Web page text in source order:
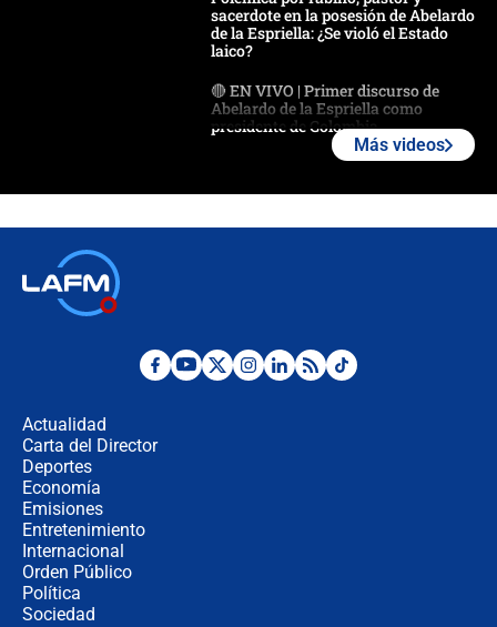
sacerdote en la posesión de Abelardo
de la Espriella: ¿Se violó el Estado
laico?
🔴 EN VIVO | Primer discurso de
Abelardo de la Espriella como
presidente de Colombia
Desde dermatitis hasta infecciones:
Más videos
Actualidad
Carta del Director
Deportes
Economía
Emisiones
Entretenimiento
Internacional
Orden Público
Política
Sociedad